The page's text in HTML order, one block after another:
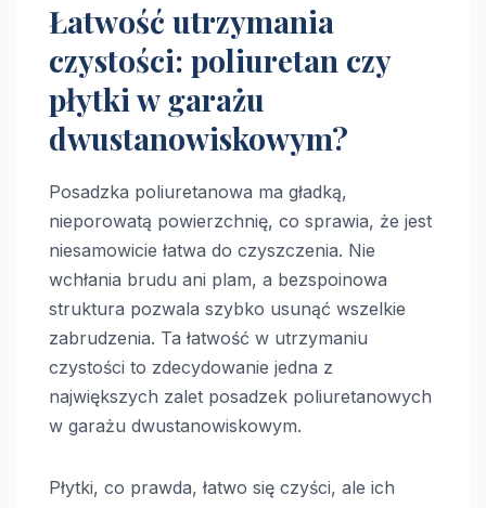
Łatwość utrzymania
czystości: poliuretan czy
płytki w garażu
dwustanowiskowym?
Posadzka poliuretanowa ma gładką,
nieporowatą powierzchnię, co sprawia, że jest
niesamowicie łatwa do czyszczenia. Nie
wchłania brudu ani plam, a bezspoinowa
struktura pozwala szybko usunąć wszelkie
zabrudzenia. Ta łatwość w utrzymaniu
czystości to zdecydowanie jedna z
największych zalet posadzek poliuretanowych
w garażu dwustanowiskowym.
Płytki, co prawda, łatwo się czyści, ale ich